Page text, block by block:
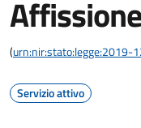
(urn:nir:stato:legge:2019-
Servizio attivo